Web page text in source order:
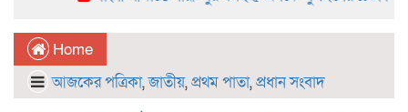
Home
আজকের পত্রিকা,জাতীয়,প্রথম পাতা,প্রধান সংবাদ